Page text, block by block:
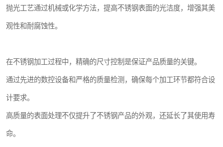
抛光工艺通过机械或化学方法，提高不锈钢表面的光洁度，增强其美
观性和耐腐蚀性。
在不锈钢加工过程中，精确的尺寸控制是保证产品质量的关键。
通过先进的数控设备和严格的质量检测，确保每个加工环节都符合设
计要求。
高质量的表面处理不仅提升了不锈钢产品的外观，还延长了其使用寿
命。